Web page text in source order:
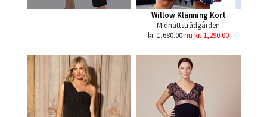
Willow Klänning Kort
Midnattsträdgården
kr. 1,680.00nu kr. 1,290.00